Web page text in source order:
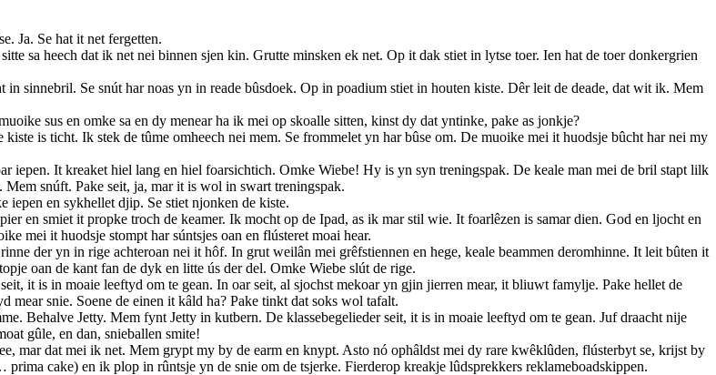
Ja. Se hat it net fergetten.
sa heech dat ik net nei binnen sjen kin. Grutte minsken ek net. Op it dak stiet in lytse toer. Ien hat de toer donkergrien
sinnebril. Se snút har noas yn in reade bûsdoek. Op in poadium stiet in houten kiste. Dêr leit de deade, dat wit ik. Mem
sus en omke sa en dy menear ha ik mei op skoalle sitten, kinst dy dat yntinke, pake as jonkje?
is ticht. Ik stek de tûme omheech nei mem. Se frommelet yn har bûse om. De muoike mei it huodsje bûcht har nei my
iepen. It kreaket hiel lang en hiel foarsichtich. Omke Wiebe! Hy is yn syn treningspak. De keale man mei de bril stapt lilk
snúft. Pake seit, ja, mar it is wol in swart treningspak.
en sykhellet djip. Se stiet njonken de kiste.
en smiet it propke troch de keamer. Ik mocht op de Ipad, as ik mar stil wie. It foarlêzen is samar dien. God en ljocht en
mei it huodsje stompt har súntsjes oan en flústeret moai hear.
der yn in rige achteroan nei it hôf. In grut weilân mei grêfstiennen en hege, keale beammen deromhinne. It leit bûten it
oan de kant fan de dyk en litte ús der del. Omke Wiebe slút de rige.
it is in moaie leeftyd om te gean. In oar seit, al sjochst mekoar yn gjin jierren mear, it bliuwt famylje. Pake hellet de
mear snie. Soene de einen it kâld ha? Pake tinkt dat soks wol tafalt.
Behalve Jetty. Mem fynt Jetty in kutbern. De klassebegelieder seit, it is in moaie leeftyd om te gean. Juf draacht nije
gûle, en dan, snieballen smite!
mar dat mei ik net. Mem grypt my by de earm en knypt. Asto nó ophâldst mei dy rare kwêklûden, flústerbyt se, krijst by
cake) en ik plop in rûntsje yn de snie om de tsjerke. Fierderop kreakje lûdsprekkers reklameboadskippen.